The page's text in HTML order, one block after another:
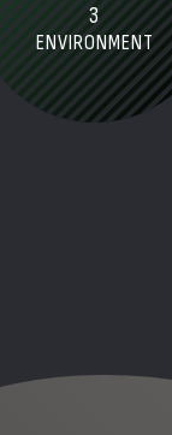
3
ENVIRONMENT